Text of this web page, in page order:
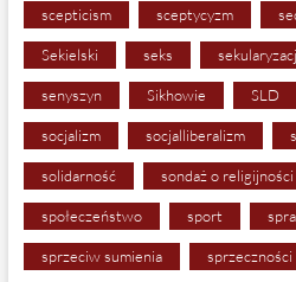
scepticism sceptycyzm
Sekielski seks
senyszyn Sikhowie SLD
socjalizm socjalliberalizm
solidarność sondaż o religijności
społeczeństwo sport
sprzeciw sumienia sprzeczności